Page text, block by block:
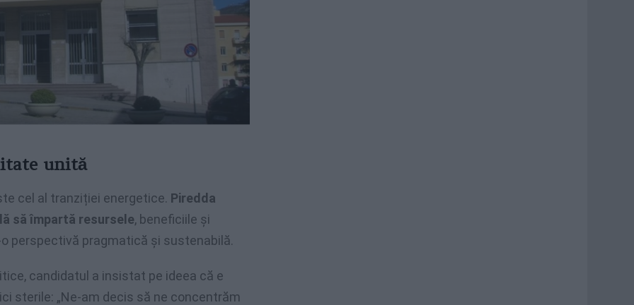
unită
cel al tranziției energetice. Piredda
să împartă resursele, beneficiile și
perspectivă pragmatică și sustenabilă.
candidatul a insistat pe ideea că e
sterile: „Ne-am decis să ne concentrăm